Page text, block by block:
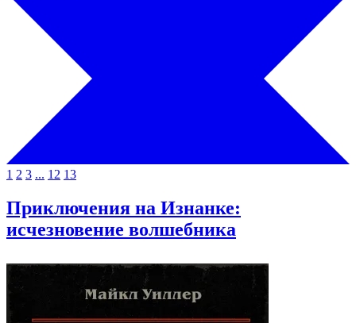
1 2 3 ... 12 13
Приключения на Изнанке:
исчезновение волшебника